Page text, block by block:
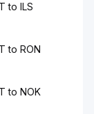
to ILS
to RON
to NOK